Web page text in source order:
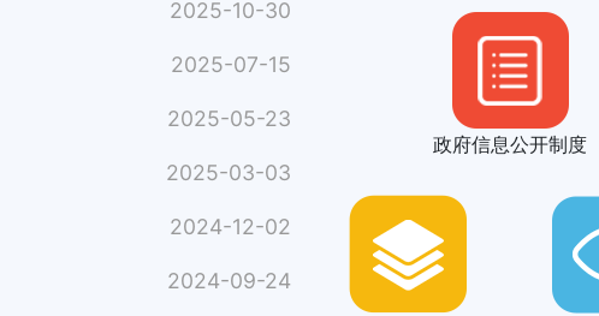
2025-10-30
2025-07-15
2025-05-23
2025-03-03
2024-12-02
2024-09-24
政府信息公开制度